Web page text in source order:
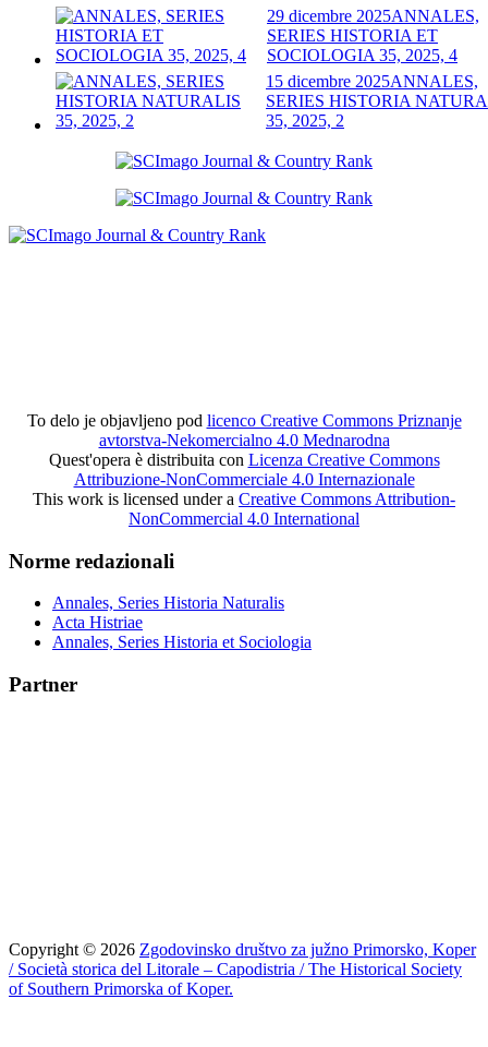
29 dicembre 2025ANNALES,
SERIES HISTORIA ET
SOCIOLOGIA 35, 2025, 4
15 dicembre 2025ANNALES,
SERIES HISTORIA
35, 2025, 2
To delo je objavljeno pod licenco Creative Commons Priznanje
avtorstva-Nekomercialno 4.0 Mednarodna
Quest'opera è distribuita con Licenza Creative Commons
Attribuzione-NonCommerciale 4.0 Internazionale
This work is licensed under a Creative Commons Attribution-
NonCommercial 4.0 International
Norme redazionali
Annales, Series Historia Naturalis
Acta Histriae
Annales, Series Historia et Sociologia
Partner
Copyright © 2026 Zgodovinsko društvo za južno Primorsko, Koper
/ Società storica del Litorale – Capodistria / The Historical Society
of Southern Primorska of Koper.